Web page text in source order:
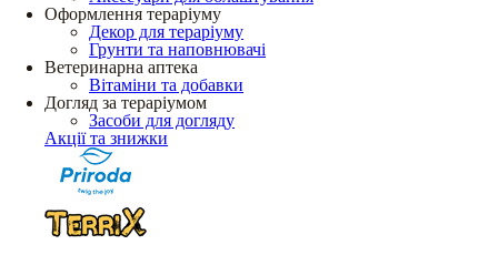
Оформлення тераріуму
Декор для тераріуму
Грунти та наповнювачі
Ветеринарна аптека
Вітаміни та добавки
Догляд за тераріумом
Засоби для догляду
Акції та знижки